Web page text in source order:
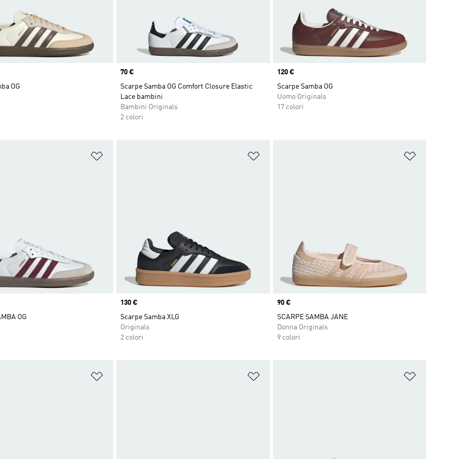
OG
Price
70 €
Scarpe Samba OG Comfort Closure Elastic
Lace bambini
Bambini Originals
2 colori
Price
120 €
Scarpe Samba OG
Uomo Originals
17 colori
OG
Price
130 €
Scarpe Samba XLG
Originals
2 colori
Price
90 €
SCARPE SAMBA JANE
Donna Originals
9 colori